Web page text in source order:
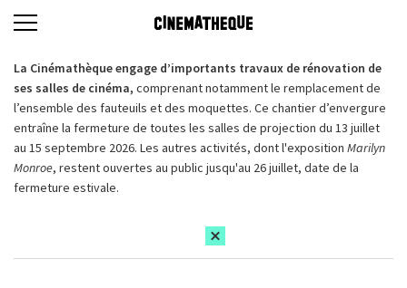
La Cinémathèque engage d’importants travaux de rénovation de
ses salles de cinéma, comprenant notamment le remplacement de
l’ensemble des fauteuils et des moquettes. Ce chantier d’envergure
entraîne la fermeture de toutes les salles de projection du 13 juillet
au 15 septembre 2026. Les autres activités, dont l'exposition Marilyn
Monroe, restent ouvertes au public jusqu'au 26 juillet, date de la
fermeture estivale.